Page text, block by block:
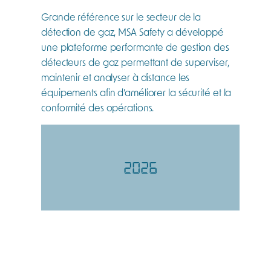
Grande référence sur le secteur de la
détection de gaz, MSA Safety a développé
une plateforme performante de gestion des
détecteurs de gaz permettant de superviser,
maintenir et analyser à distance les
équipements afin d’améliorer la sécurité et la
conformité des opérations.
2026